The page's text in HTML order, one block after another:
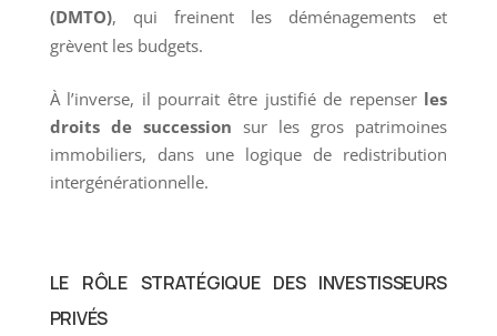
(DMTO), qui freinent les déménagements et
grèvent les budgets.
À l’inverse, il pourrait être justifié de repenser les
droits de succession sur les gros patrimoines
immobiliers, dans une logique de redistribution
intergénérationnelle.
LE RÔLE STRATÉGIQUE DES INVESTISSEURS
PRIVÉS